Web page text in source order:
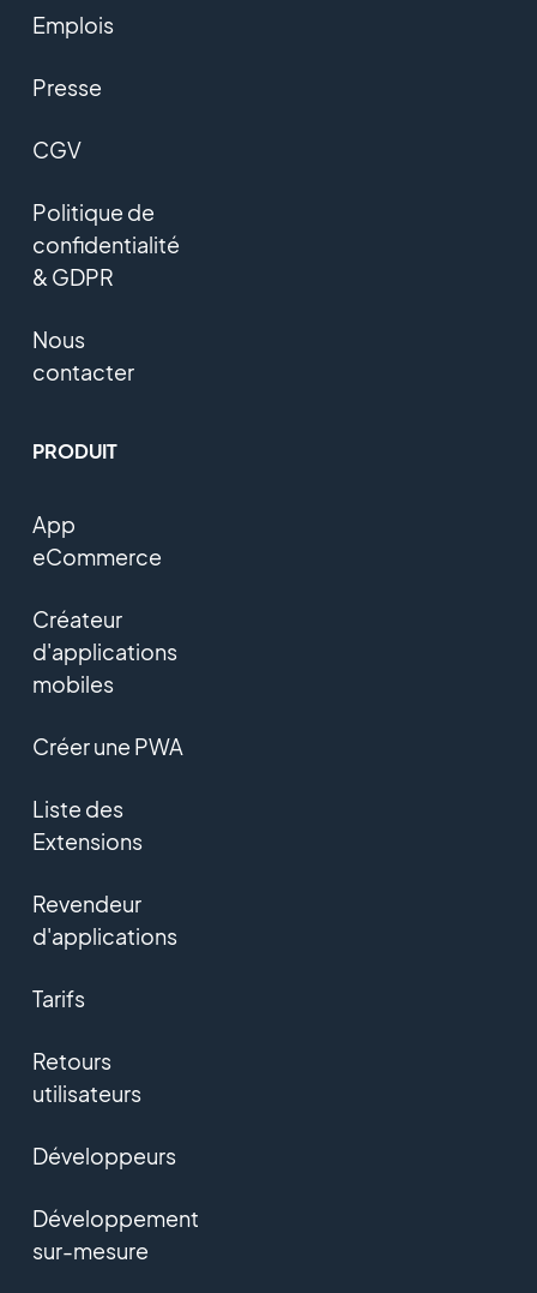
Emplois
Presse
CGV
Politique de
confidentialité
& GDPR
Nous
contacter
PRODUIT
App
eCommerce
Créateur
d'applications
mobiles
Créer une PWA
Liste des
Extensions
Revendeur
d'applications
Tarifs
Retours
utilisateurs
Développeurs
Développement
sur-mesure